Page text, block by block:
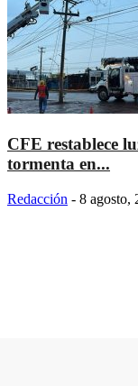
CFE restablece
tormenta en...
Redacción - 8 agosto,